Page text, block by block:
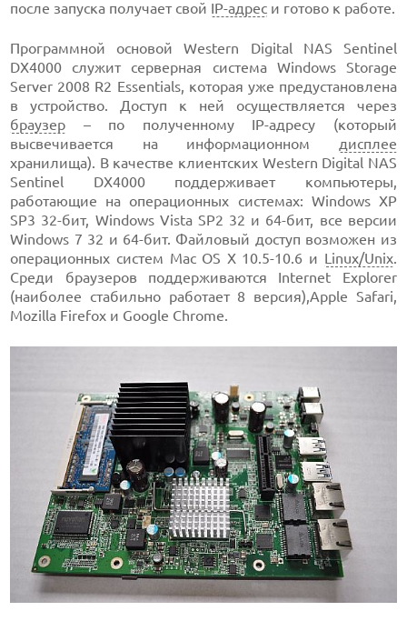
после запуска получает свой IP-адрес и готово к работе.
Программной основой Western Digital NAS Sentinel
DX4000 служит серверная система Windows Storage
Server 2008 R2 Essentials, которая уже предустановлена
в устройство. Доступ к ней осуществляется через
браузер – по полученному IP-адресу (который
высвечивается на информационном дисплее
хранилища). В качестве клиентских Western Digital NAS
Sentinel DX4000 поддерживает компьютеры,
работающие на операционных системах: Windows XP
SP3 32-бит, Windows Vista SP2 32 и 64-бит, все версии
Windows 7 32 и 64-бит. Файловый доступ возможен из
операционных систем Mac OS X 10.5-10.6 и Linux/Unix.
Среди браузеров поддерживаются Internet Explorer
(наиболее стабильно работает 8 версия),Apple Safari,
Mozilla Firefox и Google Chrome.